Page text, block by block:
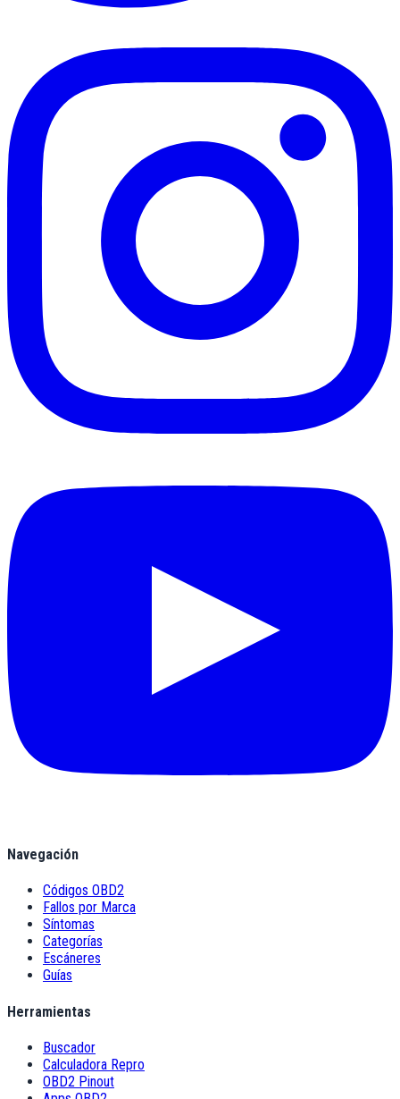
Navegación
Códigos OBD2
Fallos por Marca
Síntomas
Categorías
Escáneres
Guías
Herramientas
Buscador
Calculadora Repro
OBD2 Pinout